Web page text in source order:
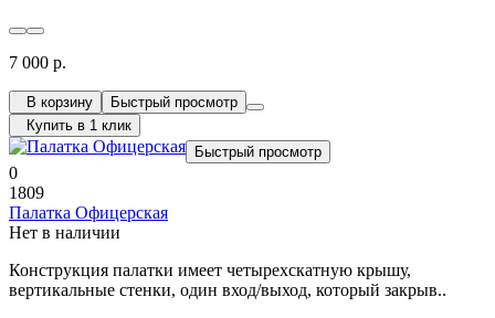
7 000 р.
В корзину
Быстрый просмотр
Купить в 1 клик
Быстрый просмотр
0
1809
Палатка Офицерская
Нет в наличии
Конструкция палатки имеет четырехскатную крышу,
вертикальные стенки, один вход/выход, который закрыв..